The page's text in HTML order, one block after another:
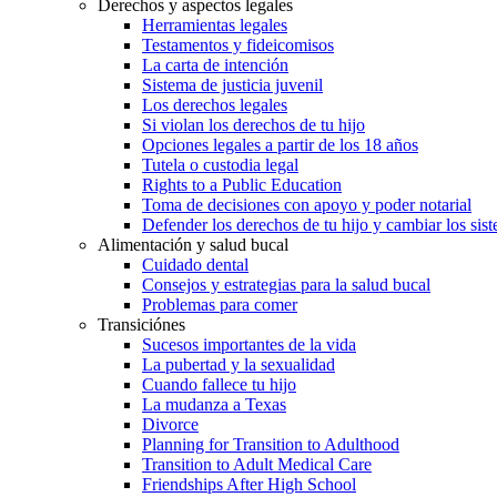
Derechos y aspectos legales
Herramientas legales
Testamentos y fideicomisos
La carta de intención
Sistema de justicia juvenil
Los derechos legales
Si violan los derechos de tu hijo
Opciones legales a partir de los 18 años
Tutela o custodia legal
Rights to a Public Education
Toma de decisiones con apoyo y poder notarial
Defender los derechos de tu hijo y cambiar los
Alimentación y salud bucal
Cuidado dental
Consejos y estrategias para la salud bucal
Problemas para comer
Transiciónes
Sucesos importantes de la vida
La pubertad y la sexualidad
Cuando fallece tu hijo
La mudanza a Texas
Divorce
Planning for Transition to Adulthood
Transition to Adult Medical Care
Friendships After High School